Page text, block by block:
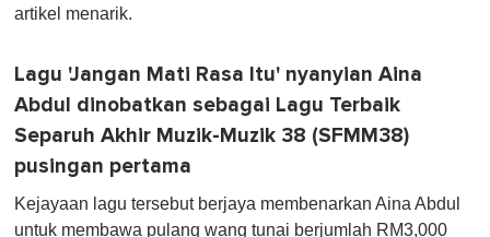
artikel menarik.
Lagu 'Jangan Mati Rasa Itu' nyanyian Aina
Abdul dinobatkan sebagai Lagu Terbaik
Separuh Akhir Muzik-Muzik 38 (SFMM38)
pusingan pertama
Kejayaan lagu tersebut berjaya membenarkan Aina Abdul
untuk membawa pulang wang tunai berjumlah RM3,000